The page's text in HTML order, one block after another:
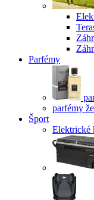
Parfémy
parfémy
Šport
Elektrické